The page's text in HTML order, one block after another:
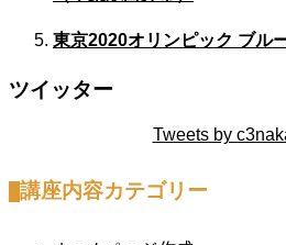
東京2020オリンピック ブル
ツイッター
Tweets by
講座内容カテゴリー